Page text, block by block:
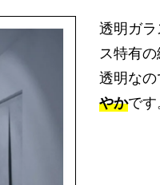
透明ガ
ス特有
透明なの
やかです